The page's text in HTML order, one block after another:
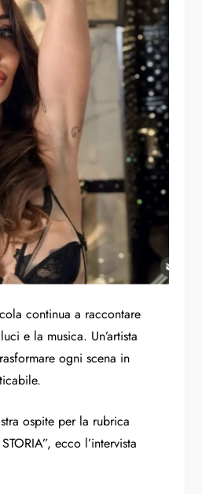
continua a raccontare
e la musica. Un’artista
ogni scena in
ospite per la rubrica
ecco l’intervista